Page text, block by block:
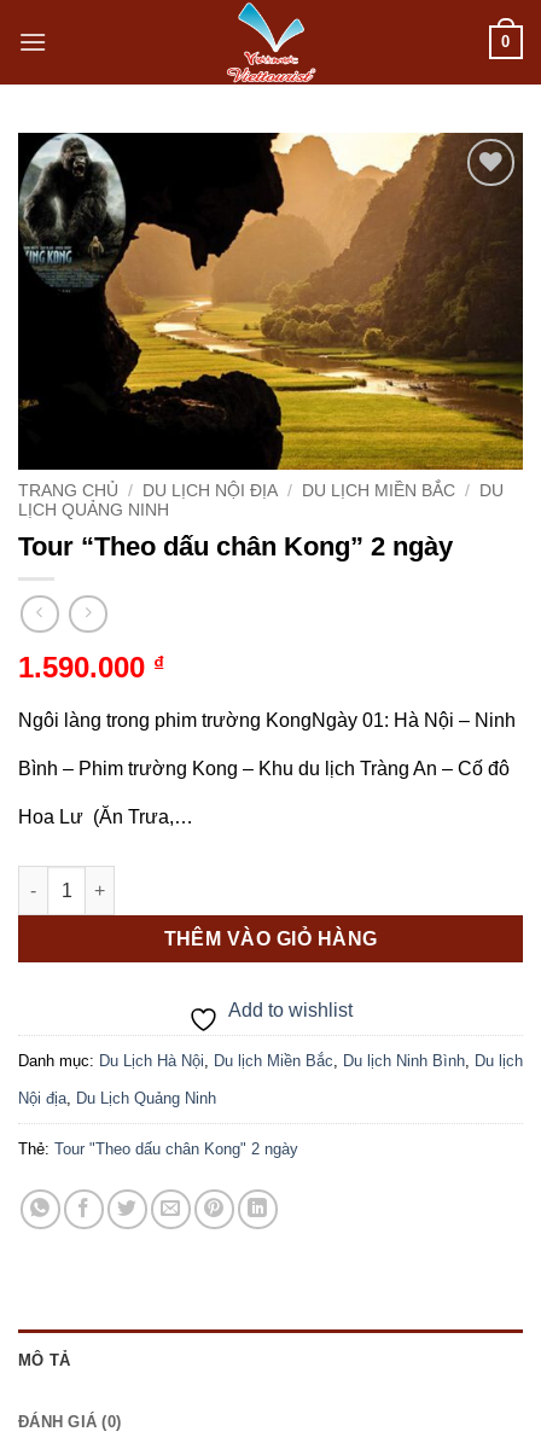
dung
0
TRANG CHỦ / DU LỊCH NỘI ĐỊA / DU LỊCH MIỀN BẮC /
DU
LỊCH QUẢNG NINH
Tour “Theo dấu chân Kong” 2 ngày
1.590.000 ₫
Ngôi làng trong phim trường KongNgày 01: Hà Nội – Ninh
Bình – Phim trường Kong – Khu du lịch Tràng An – Cố đô
Hoa Lư (Ăn Trưa,…
Tour "Theo dấu chân Kong" 2 ngày số lượng
THÊM VÀO GIỎ HÀNG
Add to wishlist
Danh mục: Du Lịch Hà Nội, Du lịch Miền Bắc, Du lịch Ninh Bình, Du lịch
Nội địa, Du Lịch Quảng Ninh
Thẻ: Tour "Theo dấu chân Kong" 2 ngày
MÔ TẢ
ĐÁNH GIÁ (0)